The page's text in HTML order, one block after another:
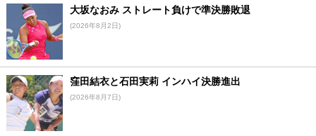
大坂なおみ ストレート負けで準決勝敗退
(2026年8月2日)
窪田結衣と石田実莉 インハイ決勝進出
(2026年8月7日)